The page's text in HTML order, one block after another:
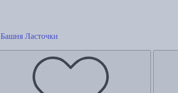
Башня Ласточки